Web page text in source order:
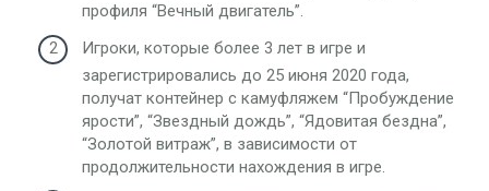
профиля “Вечный двигатель”.
Игроки, которые более 3 лет в игре и
зарегистрировались до 25 июня 2020 года,
получат контейнер с камуфляжем “Пробуждение
ярости”, “Звездный дождь”, “Ядовитая бездна”,
“Золотой витраж”, в зависимости от
продолжительности нахождения в игре.